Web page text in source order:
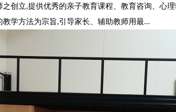
创立,提供优秀的亲子教育课程、教育咨询、心
学方法为宗旨,引导家长、辅助教师用最...